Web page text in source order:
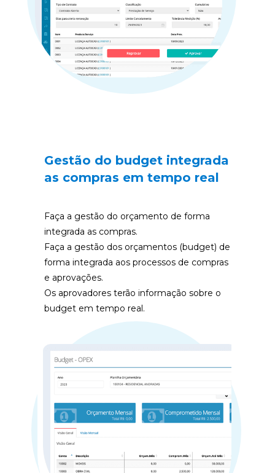
Gestão do budget integrada
as compras em tempo real
Faça a gestão do orçamento de forma
integrada as compras.
Faça a gestão dos orçamentos (budget) de
forma integrada aos processos de compras
e aprovações.
Os aprovadores terão informação sobre o
budget em tempo real.